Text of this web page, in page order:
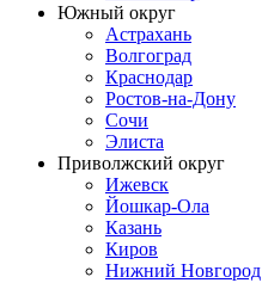
Южный округ
Астрахань
Волгоград
Краснодар
Ростов-на-Дону
Сочи
Элиста
Приволжский округ
Ижевск
Йошкар-Ола
Казань
Киров
Нижний Новгород